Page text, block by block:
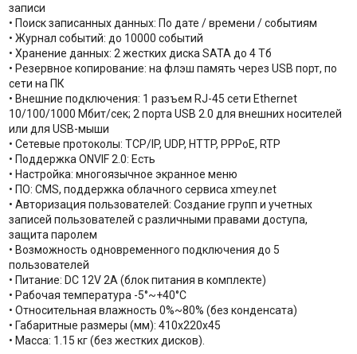
записи
• Поиск записанных данных: По дате / времени / событиям
• Журнал событий: до 10000 событий
• Хранение данных: 2 жестких диска SATA до 4 Тб
• Резервное копирование: на флэш память через USB порт, по
сети на ПК
• Внешние подключения: 1 разъем RJ-45 сети Ethernet
10/100/1000 Мбит/сек; 2 порта USB 2.0 для внешних носителей
или для USB-мыши
• Сетевые протоколы: TCP/IP, UDP, HTTP, PPPoE, RTP
• Поддержка ONVIF 2.0: Есть
• Настройка: многоязычное экранное меню
• ПО: CMS, поддержка облачного сервиса xmey.net
• Авторизация пользователей: Создание групп и учетных
записей пользователей с различными правами доступа,
защита паролем
• Возможность одновременного подключения до 5
пользователей
• Питание: DC 12V 2A (блок питания в комплекте)
• Рабочая температура -5°~+40°C
• Относительная влажность 0%~80% (без конденсата)
• Габаритные размеры (мм): 410х220х45
• Масса: 1.15 кг (без жестких дисков).